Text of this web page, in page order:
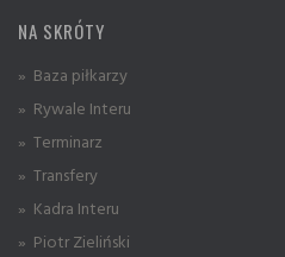
NA SKRÓTY
» Baza piłkarzy
» Rywale Interu
» Terminarz
» Transfery
» Kadra Interu
» Piotr Zieliński